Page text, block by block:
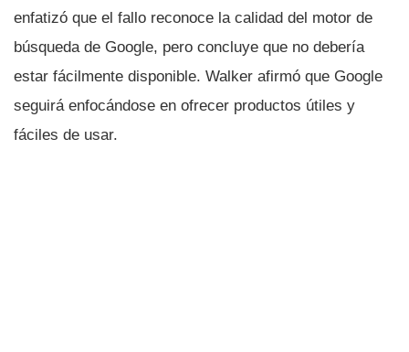
enfatizó que el fallo reconoce la calidad del motor de
búsqueda de Google, pero concluye que no debería
estar fácilmente disponible. Walker afirmó que Google
seguirá enfocándose en ofrecer productos útiles y
fáciles de usar.